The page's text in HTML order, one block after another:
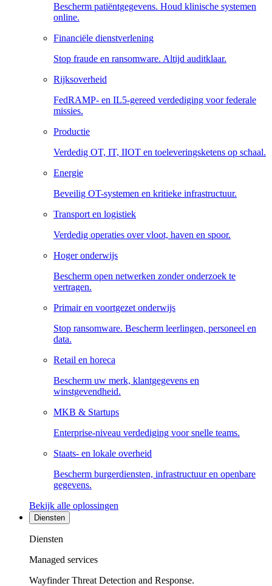
Bescherm patiëntgegevens. Houd klinische systemen
online.
Financiële dienstverlening
Stop fraude en ransomware. Altijd auditklaar.
Rijksoverheid
FedRAMP- en IL5-gereed verdediging voor federale
missies.
Productie
Verdedig OT, IT, IIOT en toeleveringsketens op schaal.
Energie
Beveilig OT-systemen en kritieke infrastructuur.
Transport en logistiek
Verdedig operaties over vloot, haven en spoor.
Hoger onderwijs
Bescherm open netwerken zonder onderzoek te
vertragen.
Primair en voortgezet onderwijs
Stop ransomware. Bescherm leerlingen, personeel en
data.
Retail en horeca
Bescherm uw merk, klantgegevens en
winstgevendheid.
MKB & Startups
Enterprise-niveau verdediging voor snelle teams.
Staats- en lokale overheid
Bescherm burgerdiensten, infrastructuur en openbare
gegevens.
Bekijk alle oplossingen
Diensten
Diensten
Managed services
Wayfinder Threat Detection and Response.